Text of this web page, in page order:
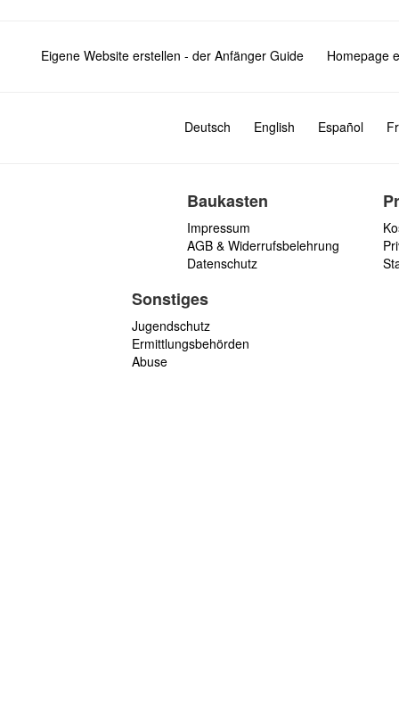
Eigene Website erstellen - der Anfänger Guide Homepage
Deutsch English Español
Baukasten
Impressum
AGB & Widerrufsbelehrung
Datenschutz
Sonstiges
Jugendschutz
Ermittlungsbehörden
Abuse